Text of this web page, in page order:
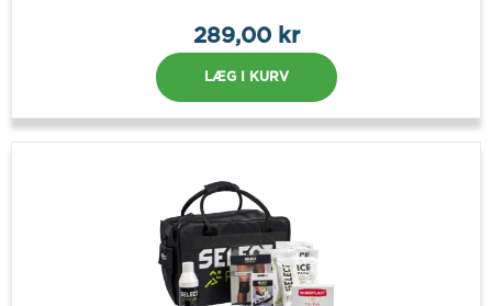
289,00 kr
LÆG I KURV